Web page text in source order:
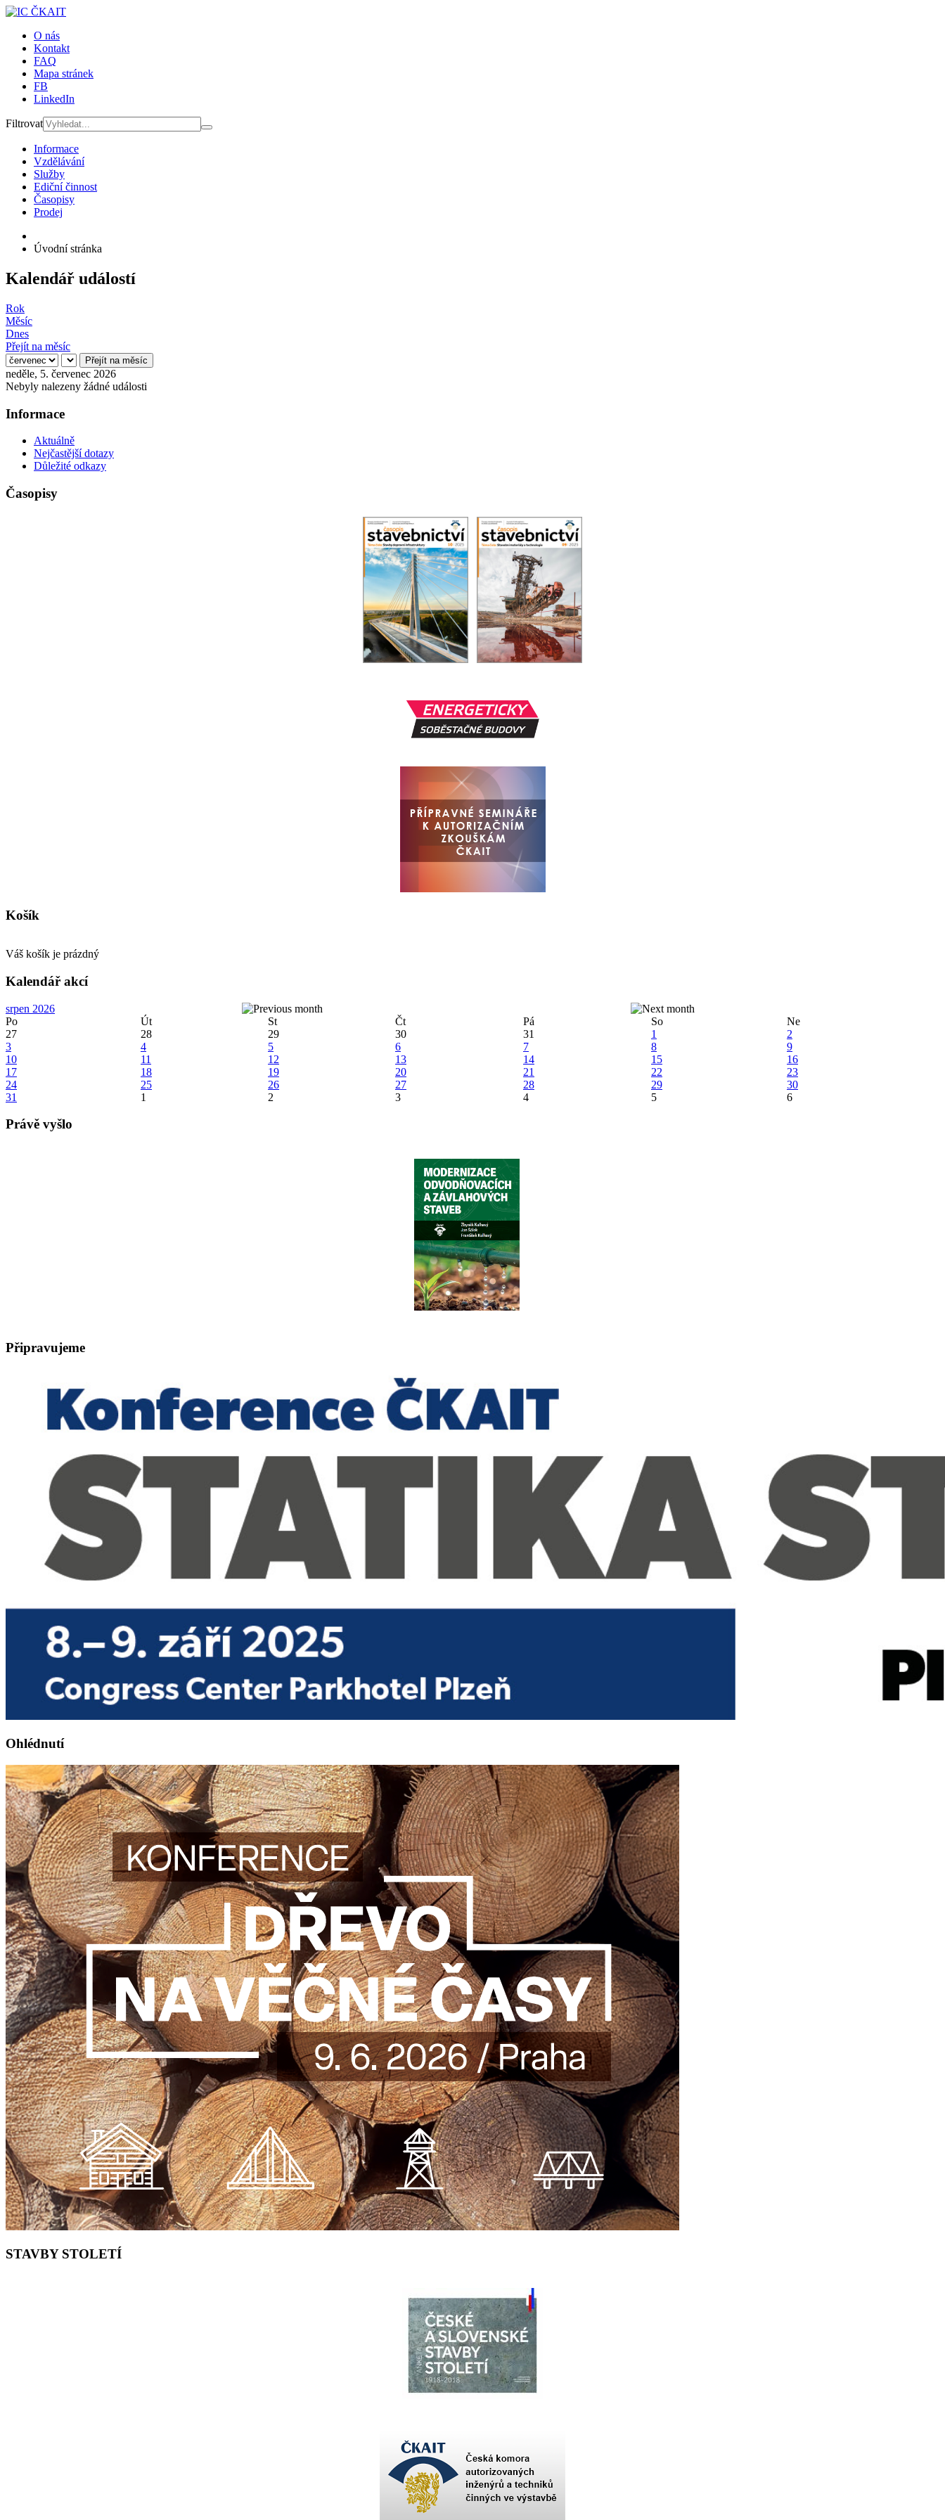
O nás
Kontakt
FAQ
Mapa stránek
FB
LinkedIn
Filtrovat
Informace
Vzdělávání
Služby
Ediční činnost
Časopisy
Prodej
Úvodní stránka
Kalendář událostí
Rok
Měsíc
Dnes
Přejít na měsíc
Přejít na měsíc
neděle, 5. červenec 2026
Nebyly nalezeny žádné události
Informace
Aktuálně
Nejčastější dotazy
Důležité odkazy
Časopisy
Košík
Váš košík je prázdný
Kalendář akcí
srpen 2026
Po
Út St Čt Pá So
Ne
27
28 29 30 31 1
2
3
4 5 6 7 8
9
10
11 12 13 14 15
16
17
18 19 20 21 22
23
24
25 26 27 28 29
30
31
1 2 3 4 5 6
Právě vyšlo
Připravujeme
Ohlédnutí
STAVBY STOLETÍ